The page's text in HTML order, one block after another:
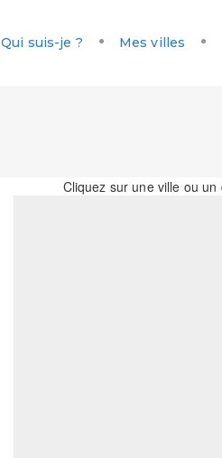
Qui suis-je ? Mes villes
Cliquez sur une ville ou